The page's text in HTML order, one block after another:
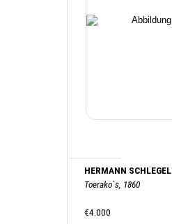
HERMANN SCHLEGEL
Toerako`s, 1860
€4.000